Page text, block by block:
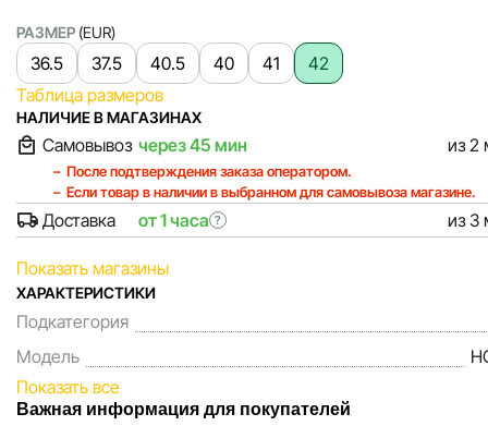
РАЗМЕР (EUR)
36.5 37.5 40.5 40 41
42
Таблица размеров
НАЛИЧИЕ В МАГАЗИНАХ
Самовывоз через 45 мин из 2
После подтверждения заказа оператором.
Если товар в наличии в выбранном для самовывоза магазине.
Доставка от 1 часа ? из 3
Показать магазины
ХАРАКТЕРИСТИКИ
Подкатегория
Модель
Показать все
Важная информация для покупателей